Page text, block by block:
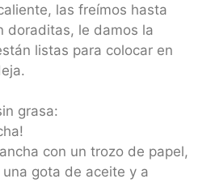
las freímos hasta
doraditas, le damos la
listas para colocar en
grasa:
con un trozo de papel,
una gota de aceite y a